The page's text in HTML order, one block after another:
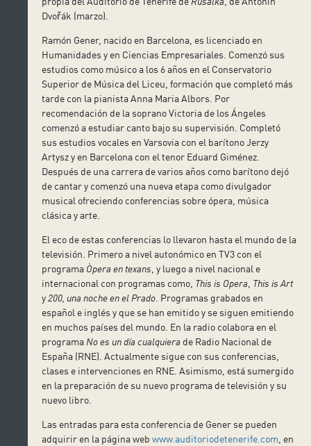
Dvořák (marzo).
Ramón Gener, nacido en Barcelona, es licenciado en
Humanidades y en Ciencias Empresariales. Comenzó sus
estudios como músico a los 6 años en el Conservatorio
Superior de Música del Liceu, formación que completó más
tarde con la pianista Anna Maria Albors. Por
recomendación de la soprano Victoria de los Ángeles
comenzó a estudiar canto bajo su supervisión. Completó
sus estudios vocales en Varsovia con el barítono Jerzy
Artysz y en Barcelona con el tenor Eduard Giménez.
Después de una carrera de varios años como barítono dejó
de cantar y comenzó una nueva etapa como divulgador
musical ofreciendo conferencias sobre ópera, música
clásica y arte.
El eco de estas conferencias lo llevaron hasta el mundo de la
televisión. Primero a nivel autonómico en TV3 con el
programa Òpera en texans, y luego a nivel nacional e
internacional con programas como, This is Opera, This is Art
y200, una noche en el Prado. Programas grabados en
español e inglés y que se han emitido y se siguen emitiendo
en muchos países del mundo. En la radio colabora en el
programaNo es un día cualquiera de Radio Nacional de
España (RNE). Actualmente sigue con sus conferencias,
clases e intervenciones en RNE. Asimismo, está sumergido
en la preparación de su nuevo programa de televisión y su
nuevo libro.
Las entradas para esta conferencia de Gener se pueden
adquirir en la página webwww.auditoriodetenerife.com, en